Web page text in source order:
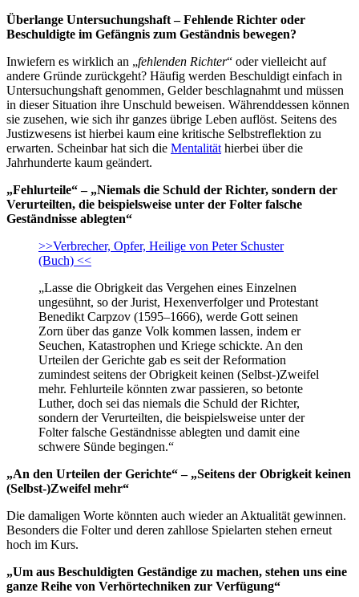
Überlange Untersuchungshaft – Feh­lende Richter oder
Beschuldigte im Gefängnis zum Geständnis bewegen?
Inwiefern es wirklich an „feh­lenden Richter“ oder vielleicht auf
andere Gründe zurückgeht? Häufig werden Beschuldigt einfach in
Untersuchungshaft genommen, Gelder beschlagnahmt und müssen
in dieser Situation ihre Unschuld beweisen. Währenddessen können
sie zusehen, wie sich ihr ganzes übrige Leben auflöst. Seitens des
Justizwesens ist hierbei kaum eine kritische Selbstreflektion zu
erwarten. Scheinbar hat sich die Mentalität hierbei über die
Jahrhunderte kaum geändert.
„Fehlurteile“ – „Niemals die Schuld der Richter, sondern der
Verurteilten, die beispielsweise unter der Folter falsche
Geständnisse ablegten“
>>Verbrecher, Opfer, Heilige von Peter Schuster
(Buch) <<
„Lasse die Obrigkeit das Vergehen eines Einzelnen
ungesühnt, so der Jurist, Hexenverfolger und Protestant
Benedikt Carpzov (1595–1666), werde Gott seinen
Zorn über das ganze Volk kommen lassen, indem er
Seuchen, Katastrophen und Kriege schickte. An den
Urteilen der Gerichte gab es seit der Reformation
zumindest seitens der Obrigkeit keinen (Selbst-)Zweifel
mehr. Fehlurteile könnten zwar passieren, so betonte
Luther, doch sei das niemals die Schuld der Richter,
sondern der Verurteilten, die beispielsweise unter der
Folter falsche Geständnisse ablegten und damit eine
schwere Sünde begingen.“
„An den Urteilen der Gerichte“ – „Seitens der Obrigkeit keinen
(Selbst-)Zweifel mehr“
Die damaligen Worte könnten auch wieder an Aktualität gewinnen.
Besonders die Folter und deren zahllose Spielarten stehen erneut
hoch im Kurs.
„Um aus Beschuldigten Geständige zu machen, stehen uns eine
ganze Reihe von Verhörtechniken zur Verfügung“